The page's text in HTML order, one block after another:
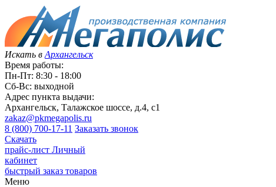
Искать в Архангельск
Время работы:
Пн-Пт: 8:30 - 18:00
Сб-Вс: выходной
Адрес пункта выдачи:
Архангельск, Талажское шоссе, д.4, с1
zakaz@pkmegapolis.ru
8 (800) 700-17-11 Заказать звонок
Скачать
прайс-лист Личный
кабинет
быстрый заказ товаров
Меню